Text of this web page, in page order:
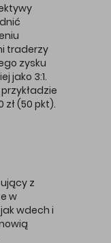
traderzy
zysku
jako 3:1.
zł (50 pkt).
z
w
wdech i